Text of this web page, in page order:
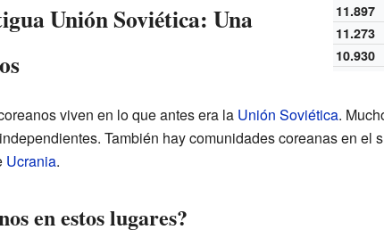
11.897
11.273
10.930
Unión Soviética: Una
viven en lo que antes era la Unión Soviética.
También hay comunidades coreanas en el
Ucrania.
en estos lugares?